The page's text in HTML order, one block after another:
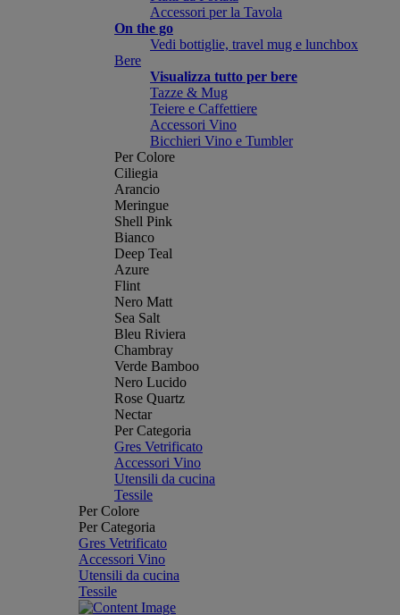
Accessori per la Tavola
On the go
Vedi bottiglie, travel mug e lunchbox
Bere
Visualizza tutto per bere
Tazze & Mug
Teiere e Caffettiere
Accessori Vino
Bicchieri Vino e Tumbler
Per Colore
Ciliegia
Arancio
Meringue
Shell Pink
Bianco
Deep Teal
Azure
Flint
Nero Matt
Sea Salt
Bleu Riviera
Chambray
Verde Bamboo
Nero Lucido
Rose Quartz
Nectar
Per Categoria
Gres Vetrificato
Accessori Vino
Utensili da cucina
Tessile
Per Colore
Per Categoria
Gres Vetrificato
Accessori Vino
Utensili da cucina
Tessile